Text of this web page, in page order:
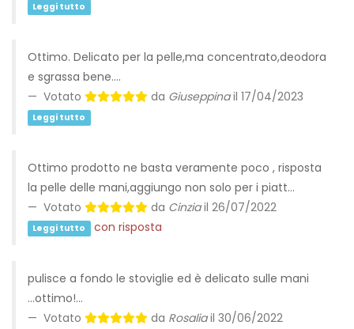
Leggi tutto
Ottimo. Delicato per la pelle,ma concentrato,deodora
e sgrassa bene.…
Votato
da Giuseppinail 17/04/2023
Leggi tutto
Ottimo prodotto ne basta veramente poco , risposta
la pelle delle mani,aggiungo non solo per i piatt…
Votato
da Cinziail 26/07/2022
Leggi tutto con risposta
pulisce a fondo le stoviglie ed è delicato sulle mani
...ottimo!…
Votato
da Rosaliail 30/06/2022